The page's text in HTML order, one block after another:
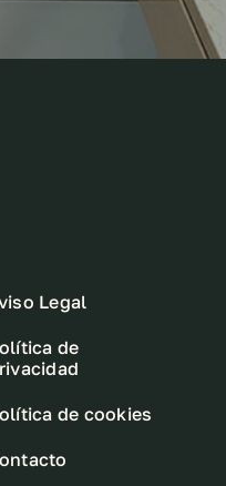
Legal
de
de cookies